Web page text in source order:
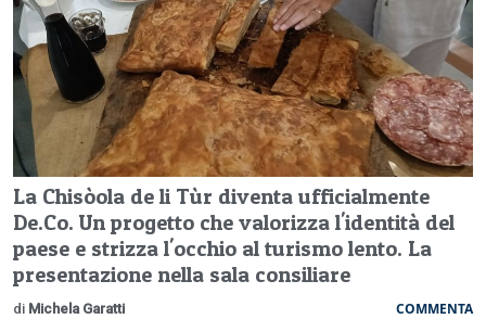
La Chisòola de li Tùr diventa ufficialmente
De.Co. Un progetto che valorizza l'identità del
paese e strizza l'occhio al turismo lento. La
presentazione nella sala consiliare
di Michela Garatti COMMENTA